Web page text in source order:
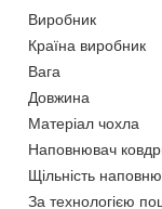
Виробник
Країна виробник
Вага
Довжина
Матеріал чохла
Наповнювач
Щільність
За технологією